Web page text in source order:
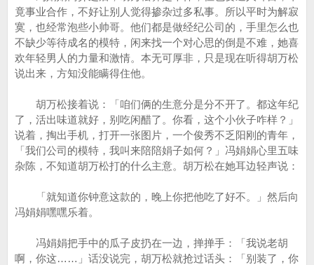
竟事业合作，不好让别人觉得掺杂过多私事。所以平时为解寂
寞，也经常泡些小帅哥。他们都是做经纪公司的，手里怎么也
不缺少等待成名的模特，闲来找一个对心思的倒是不难，她喜
欢年轻男人的力量和激情。本无可厚非，只是现在听得胡万松
说出来，方知没能瞒得住他。
胡万松接着说：「咱们俩的生意分是分不开了。都这年纪
了，活出味道就好，别吃闲醋了。你看，这个小伙子咋样？」
说着，掏出手机，打开一张图片，一个俊秀不乏阳刚的青年，
「我们公司的模特，我叫来陪陪娟子如何？」冯娟娟心里五味
杂陈，不知道胡万松打的什么主意。胡万松在她耳边轻声说：
「就知道你钟意这款的，晚上你把他吃了好不。」然后向
冯娟娟嘿嘿乐着。
冯娟娟把手中的瓜子皮扔在一边，掸掸手：「我说老胡
啊，你这……」话没说完，胡万松就抢过话头：「别装了，你